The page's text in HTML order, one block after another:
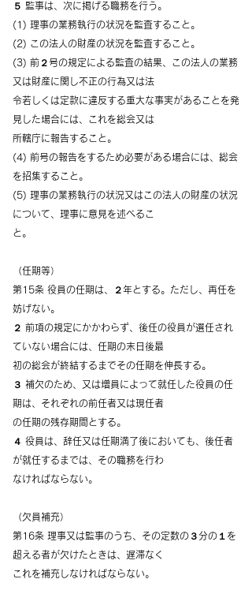
５ 監事は、次に掲げる職務を行う。
(1) 理事の業務執行の状況を監査すること。
(2) この法人の財産の状況を監査すること。
(3) 前２号の規定による監査の結果、この法人の業務
又は財産に関し不正の行為又は法
令若しくは定款に違反する重大な事実があることを発
見した場合には、これを総会又は
所轄庁に報告すること。
(4) 前号の報告をするため必要がある場合には、総会
を招集すること。
(5) 理事の業務執行の状況又はこの法人の財産の状況
について、理事に意見を述べるこ
と。
（任期等）
第15条 役員の任期は、２年とする。ただし、再任を
妨げない。
２ 前項の規定にかかわらず、後任の役員が選任され
ていない場合には、任期の末日後最
初の総会が終結するまでその任期を伸長する。
３ 補欠のため、又は増員によって就任した役員の任
期は、それぞれの前任者又は現任者
の任期の残存期間とする。
４ 役員は、辞任又は任期満了後においても、後任者
が就任するまでは、その職務を行わ
なければならない。
（欠員補充）
第16条 理事又は監事のうち、その定数の３分の１を
超える者が欠けたときは、遅滞なく
これを補充しなければならない。